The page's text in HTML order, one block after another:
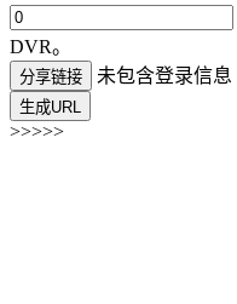
DVR。
分享链接 未包含登录信息
生成URL
>>>>>